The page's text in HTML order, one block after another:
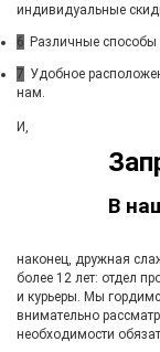
индивидуальные
6 Различные способы
7 Удобное
нам.
В
И,
наконец, дружная
более 12 лет: отдел
и курьеры. Мы
внимательно
необходимости